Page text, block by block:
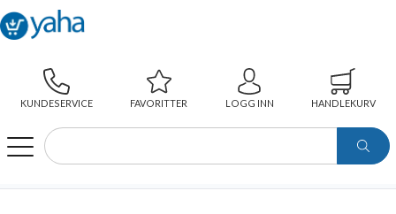
KUNDESERVICE FAVORITTER LOGG INN HANDLEKURV
WEBSHOP